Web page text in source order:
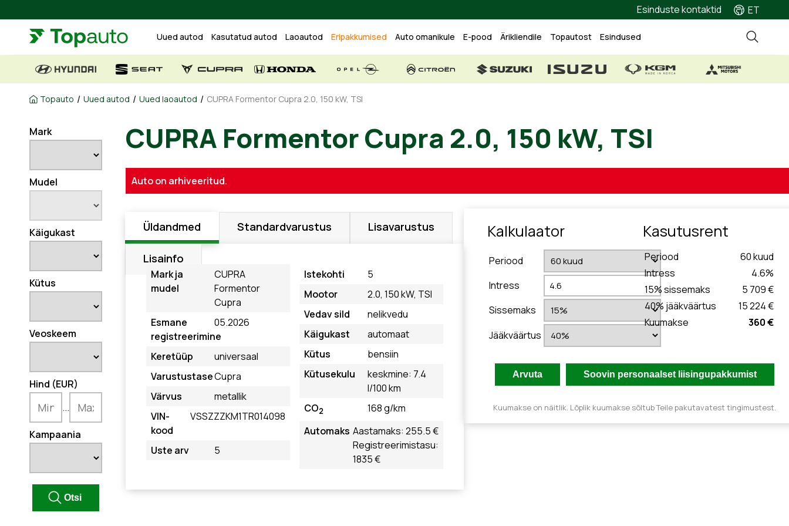
Esinduste kontaktid ET
Uued autod Kasutatud autod Laoautod Eripakkumised Auto omanikule E-pood Ärikliendile Topautost Esindused
Topauto / Uued autod / Uued laoautod / CUPRA Formentor Cupra 2.0, 150 kW, TSI
Mark
Mudel
Käigukast
Kütus
Veoskeem
Hind (EUR)
...
Kampaania
CUPRA Formentor Cupra 2.0, 150 kW, TSI
Auto on arhiveeritud.
Üldandmed Standardvarustus Lisavarustus
Lisainfo
Mark ja
mudel
CUPRA
Formentor
Cupra
Esmane
registreerimine
05.2026
Keretüüp
universaal
VarustustaseCupra
Värvus
metallik
VIN-
kood
VSSZZZKM1TR014098
Uste arv 5
Istekohti
5
Mootor
2.0, 150 kW, TSI
Vedav sild
nelikvedu
Käigukast
automaat
Kütus
bensiin
Kütusekulu
keskmine: 7.4
l/100 km
CO2
168 g/km
Automaks Aastamaks: 255.5 €
Registreerimistasu:
1835 €
Kalkulaator
Periood
Intress
Sissemaks
Jääkväärtus
Kasutusrent
Periood 60kuud
Intress
4.6%
15% sissemaks
5 709 €
40% jääkväärtus
15 224 €
Kuumakse
360 €
Kuumakse on näitlik. Lõplik kuumakse sõltub Teile pakutavatest tingimustest.